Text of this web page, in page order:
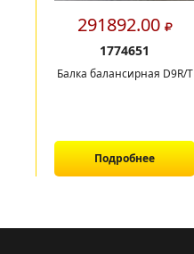
291892.00
1774651
Балка балансирная D9R/T
Подробнее